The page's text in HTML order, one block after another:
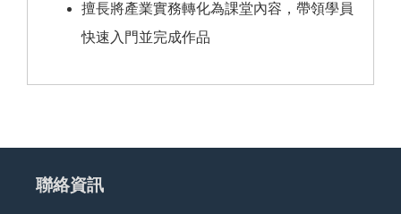
擅長將產業實務轉化為課堂內容，帶領學員
快速入門並完成作品
聯絡資訊